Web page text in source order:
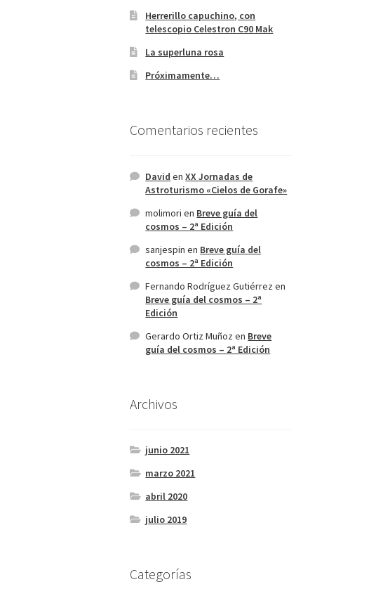
Herrerillo capuchino, con
telescopio Celestron C90 Mak
La superluna rosa
Próximamente…
Comentarios recientes
David enXX Jornadas de
Astroturismo «Cielos de Gorafe»
molimori en Breve guía del
cosmos – 2ª Edición
sanjespin en Breve guía del
cosmos – 2ª Edición
Fernando Rodríguez Gutiérrezen
Breve guía del cosmos – 2ª
Edición
Gerardo Ortiz Muñozen Breve
guía del cosmos – 2ª Edición
Archivos
junio 2021
marzo 2021
abril 2020
julio 2019
Categorías